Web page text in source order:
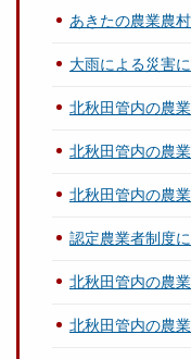
あきたの農業農
大雨による災害
北秋田管内の農
北秋田管内の農
北秋田管内の農
認定農業者制度
北秋田管内の農
北秋田管内の農